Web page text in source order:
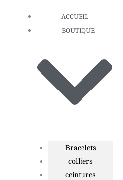
ACCUEIL
BOUTIQUE
Bracelets
colliers
ceintures